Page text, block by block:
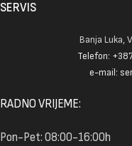
SERVIS
Banja Luka,
Telefon:
e-mail:
RADNO VRIJEME:
Pon-Pet: 08:00-16:00h